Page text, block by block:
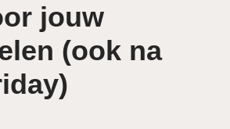
jouw
(ook na